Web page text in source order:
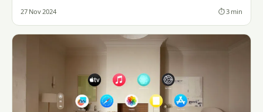
27 Nov 2024 ⏱ 3 min